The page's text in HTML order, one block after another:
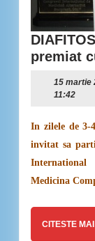
premiat
15 martie
11:42
In zilele de 3-4 iunie 2017, produsul DIAFITOSAN a fost
invitat sa
Medicina
CITESTE